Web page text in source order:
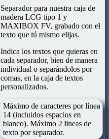
5.00
de 5
Separador para nuestra caja de
madera LCG tipo 1 y
MAXIBOX FV, grabado con el
texto que tú mismo elijas.
Indica los textos que quieras en
cada separador, bien de manera
individual o separándolos por
comas, en la caja de textos
personalizados.
Máximo de caracteres por línea
14 (incluidos espacios en
blanco). Máximo 2 lineas de
texto por separador.